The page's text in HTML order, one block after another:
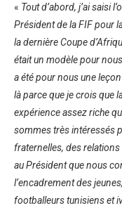
« Tout d’abord, j’ai saisi
Président de la FIF pour
la dernière Coupe
était un modèle pour
a été pour nous une
là parce que je crois que
expérience assez riche
sommes très intéressés
fraternelles, des relations
au Président que nous
l’encadrement des
footballeurs tunisiens et